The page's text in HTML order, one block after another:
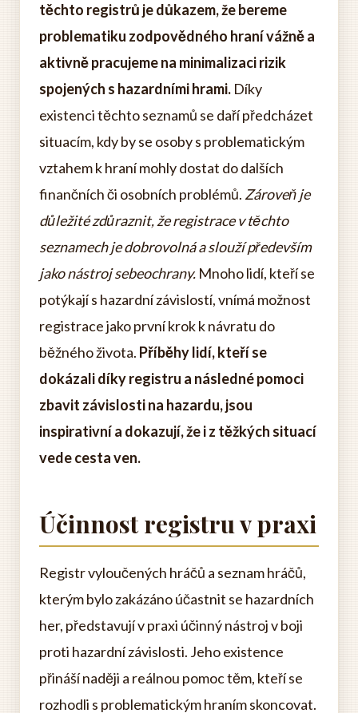
těchto registrů je důkazem, že bereme
problematiku zodpovědného hraní vážně a
aktivně pracujeme na minimalizaci rizik
spojených s hazardními hrami. Díky
existenci těchto seznamů se daří předcházet
situacím, kdy by se osoby s problematickým
vztahem k hraní mohly dostat do dalších
finančních či osobních problémů. Zároveň je
důležité zdůraznit, že registrace v těchto
seznamech je dobrovolná a slouží především
jako nástroj sebeochrany. Mnoho lidí, kteří se
potýkají s hazardní závislostí, vnímá možnost
registrace jako první krok k návratu do
běžného života. Příběhy lidí, kteří se
dokázali díky registru a následné pomoci
zbavit závislosti na hazardu, jsou
inspirativní a dokazují, že i z těžkých situací
vede cesta ven.
Účinnost registru v praxi
Registr vyloučených hráčů a seznam hráčů,
kterým bylo zakázáno účastnit se hazardních
her, představují v praxi účinný nástroj v boji
proti hazardní závislosti. Jeho existence
přináší naději a reálnou pomoc těm, kteří se
rozhodli s problematickým hraním skoncovat.